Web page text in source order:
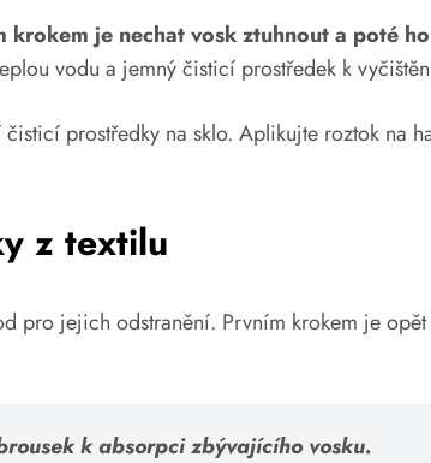
krokem je nechat vosk ztuhnout a poté
vodu a jemný čisticí prostředek k
prostředky na sklo. Aplikujte roztok na
z textilu
pro jejich odstranění. Prvním krokem je opět
k absorpci zbývajícího vosku.